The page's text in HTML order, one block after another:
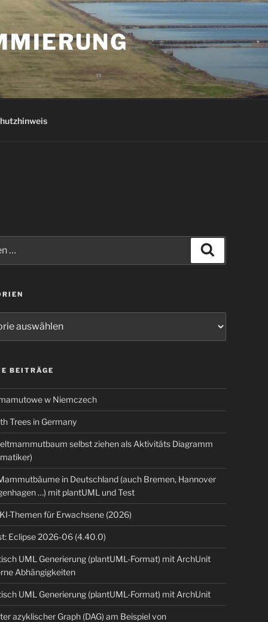
BEITRÄGE
w Niemczech
Trees in Germany
selbst ziehen als Aktivitäts Diagramm
in Deutschland (auch Bremen, Hannover
…) mit plantUML und Test
Themen für Erwachsene (2026)
Eclipse 2026-06 (4.40.0)
UML Generierung (plantUML-Format) mit ArchUnit
Abhängigkeiten
UML Generierung (plantUML-Format) mit ArchUnit
azyklischer Graph (DAG) am Beispiel von